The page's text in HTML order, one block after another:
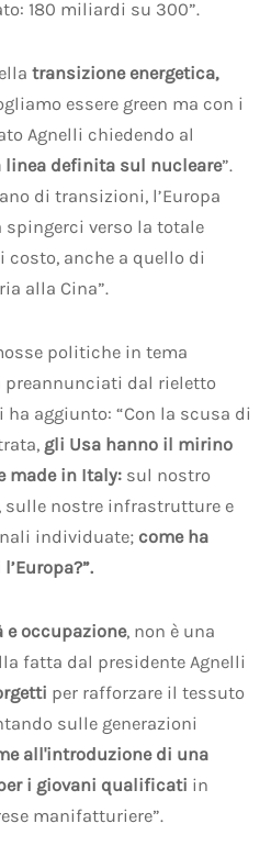
180 miliardi su 300”.
transizione energetica,
essere green ma con i
Agnelli chiedendo al
definita sul nucleare”.
di transizioni, l’Europa
verso la totale
costo, anche a quello di
alla Cina”.
politiche in tema
preannunciati dal rieletto
ha aggiunto: “Con la scusa di
gli Usa hanno il mirino
made in Italy: sul nostro
nostre infrastrutture e
individuate; come ha
e occupazione, non è una
fatta dal presidente Agnelli
per rafforzare il tessuto
sulle generazioni
all'introduzione di una
i giovani qualificati in
manifatturiere”.